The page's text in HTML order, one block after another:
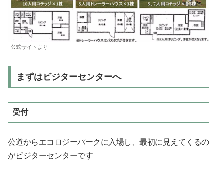
公式サイトより
まずはビジターセンターへ
受付
公道からエコロジーパークに入場し、最初に見えてくるの
がビジターセンターです